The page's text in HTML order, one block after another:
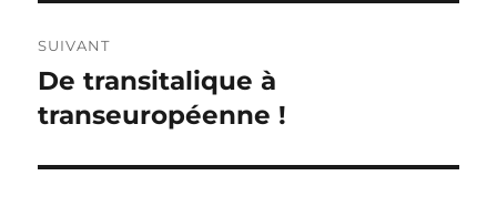
SUIVANT
Publication
suivante :
De transitalique à
transeuropéenne !